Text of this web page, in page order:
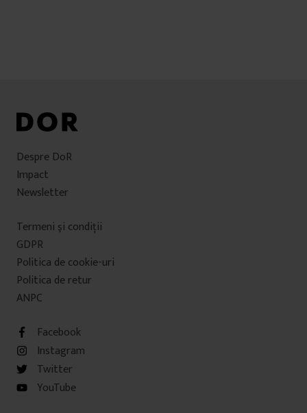
Despre DoR
Impact
Newsletter
Termeni şi condiţii
GDPR
Politica de cookie-uri
Politica de retur
ANPC
Facebook
Instagram
Twitter
YouTube